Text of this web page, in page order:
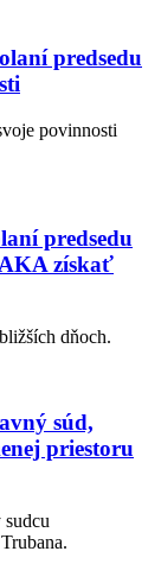
predsedu
povinnosti
predsedu
získať
dňoch.
súd,
priestoru